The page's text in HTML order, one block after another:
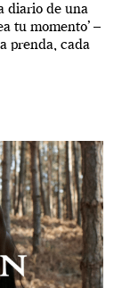
diario de una
tu momento’ –
prenda, cada
[…]